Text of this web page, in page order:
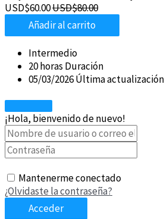
USD$60.00USD$80.00
Añadir al carrito
Intermedio
20horas Duración
05/03/2026 Última actualización
¡Hola, bienvenido de nuevo!
Mantenerme conectado
¿Olvidaste la contraseña?
Acceder